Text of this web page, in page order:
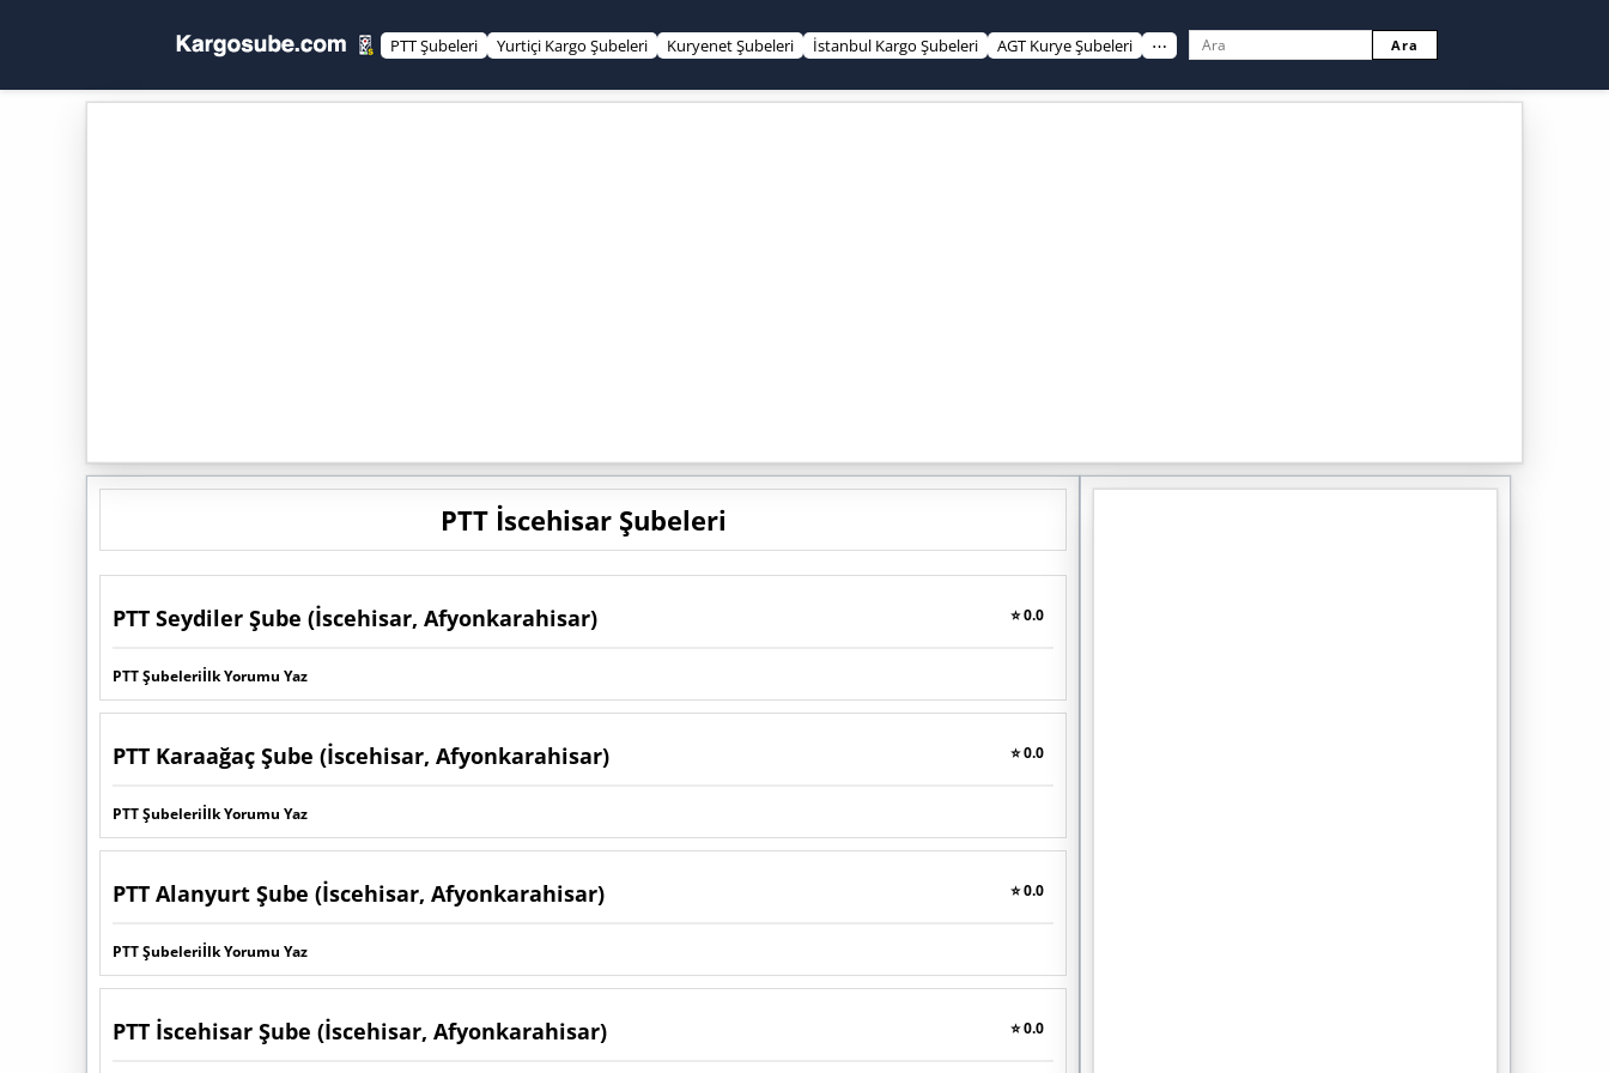
PTT Şubeleri Yurtiçi Kargo Şubeleri Kuryenet Şubeleri İstanbul Kargo Şubeleri AGT Kurye Şubeleri ⋯ Ara
PTT İscehisar Şubeleri
PTT Seydiler Şube (İscehisar, Afyonkarahisar) ⭐ 0.0
PTT Şubeleriİlk Yorumu Yaz
PTT Karaağaç Şube (İscehisar, Afyonkarahisar) ⭐ 0.0
PTT Şubeleriİlk Yorumu Yaz
PTT Alanyurt Şube (İscehisar, Afyonkarahisar) ⭐ 0.0
PTT Şubeleriİlk Yorumu Yaz
PTT İscehisar Şube (İscehisar, Afyonkarahisar) ⭐ 0.0